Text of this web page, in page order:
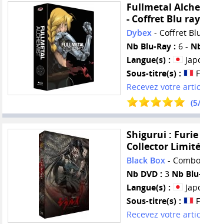
Fullmetal
- Coffret Blu ray
Dybex- Coffret
Nb Blu-Ray : 6 -
Langue(s) :
Sous-titre(s) :
Recevez votre
(5/
Shigurui :
Collector
Black Box-
Nb DVD : 3 Nb
Langue(s) :
Sous-titre(s) :
Recevez votre